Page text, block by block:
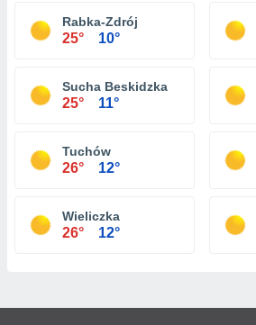
Rabka-Zdrój
25° 10°
Sucha Beskidzka
25° 11°
Tuchów
26° 12°
Wieliczka
26° 12°